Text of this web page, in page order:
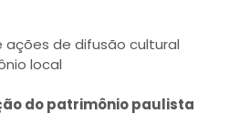
de difusão cultural
local
do patrimônio paulista